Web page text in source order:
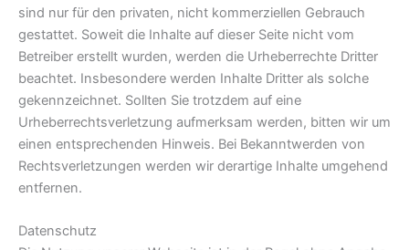
sind nur für den privaten, nicht kommerziellen Gebrauch
gestattet. Soweit die Inhalte auf dieser Seite nicht vom
Betreiber erstellt wurden, werden die Urheberrechte Dritter
beachtet. Insbesondere werden Inhalte Dritter als solche
gekennzeichnet. Sollten Sie trotzdem auf eine
Urheberrechtsverletzung aufmerksam werden, bitten wir um
einen entsprechenden Hinweis. Bei Bekanntwerden von
Rechtsverletzungen werden wir derartige Inhalte umgehend
entfernen.
Datenschutz